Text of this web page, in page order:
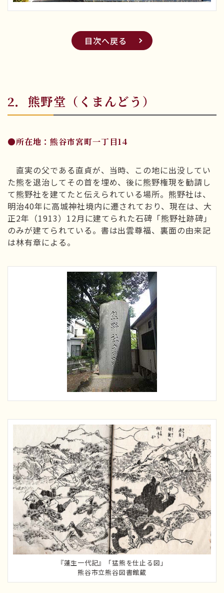
目次へ戻る
2．熊野堂（くまんどう）
●所在地：熊谷市宮町一丁目14
直実の父である直貞が、当時、この地に出没してい
た熊を退治してその首を埋め、後に熊野権現を勧請し
て熊野社を建てたと伝えられている場所。熊野社は、
明治40年に高城神社境内に遷されており、現在は、大
正2年（1913）12月に建てられた石碑「熊野社跡碑」
のみが建てられている。書は出雲尊福、裏面の由来記
は林有章による。
『蓮生一代記』「猛熊を仕止る図」
熊谷市立熊谷図書館蔵